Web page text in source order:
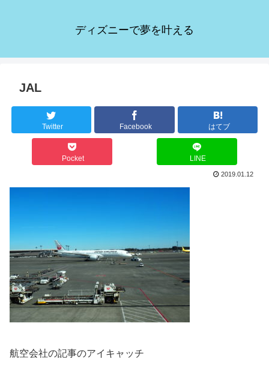
ディズニーで夢を叶える
JAL
Twitter Facebook はてブ
Pocket LINE
2019.01.12
航空会社の記事のアイキャッチ